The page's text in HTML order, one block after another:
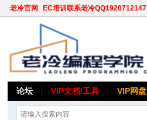
老冷官网 EC培训联系老冷QQ1920712147
论坛 VIP文档/工具 VIP网盘